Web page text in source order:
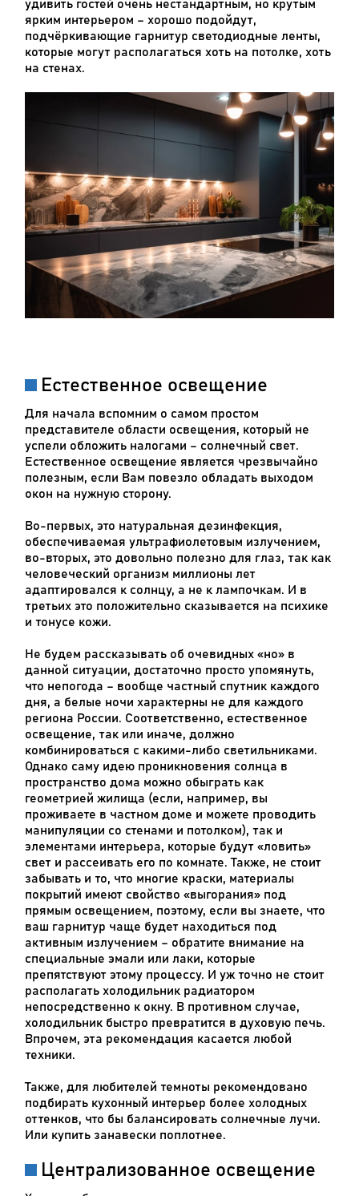
удивить гостей очень нестандартным, но крутым
ярким интерьером – хорошо подойдут,
подчёркивающие гарнитур светодиодные ленты,
которые могут располагаться хоть на потолке, хоть
на стенах.
Естественное освещение
Для начала вспомним о самом простом
представителе области освещения, который не
успели обложить налогами – солнечный свет.
Естественное освещение является чрезвычайно
полезным, если Вам повезло обладать выходом
окон на нужную сторону.
Во-первых, это натуральная дезинфекция,
обеспечиваемая ультрафиолетовым излучением,
во-вторых, это довольно полезно для глаз, так как
человеческий организм миллионы лет
адаптировался к солнцу, а не к лампочкам. И в
третьих это положительно сказывается на психике
и тонусе кожи.
Не будем рассказывать об очевидных «но» в
данной ситуации, достаточно просто упомянуть,
что непогода – вообще частный спутник каждого
дня, а белые ночи характерны не для каждого
региона России. Соответственно, естественное
освещение, так или иначе, должно
комбинироваться с какими-либо светильниками.
Однако саму идею проникновения солнца в
пространство дома можно обыграть как
геометрией жилища (если, например, вы
проживаете в частном доме и можете проводить
манипуляции со стенами и потолком), так и
элементами интерьера, которые будут «ловить»
свет и рассеивать его по комнате. Также, не стоит
забывать и то, что многие краски, материалы
покрытий имеют свойство «выгорания» под
прямым освещением, поэтому, если вы знаете, что
ваш гарнитур чаще будет находиться под
активным излучением – обратите внимание на
специальные эмали или лаки, которые
препятствуют этому процессу. И уж точно не стоит
располагать холодильник радиатором
непосредственно к окну. В противном случае,
холодильник быстро превратится в духовую печь.
Впрочем, эта рекомендация касается любой
техники.
Также, для любителей темноты рекомендовано
подбирать кухонный интерьер более холодных
оттенков, что бы балансировать солнечные лучи.
Или купить занавески поплотнее.
Централизованное освещение